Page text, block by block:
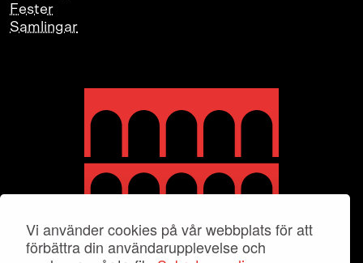
Vi använder cookies på vår webbplats för att
förbättra din användarupplevelse och
Fester
Samlingar